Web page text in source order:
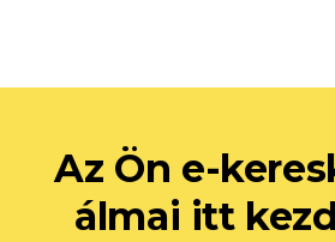
Az Ön e-
álmai itt